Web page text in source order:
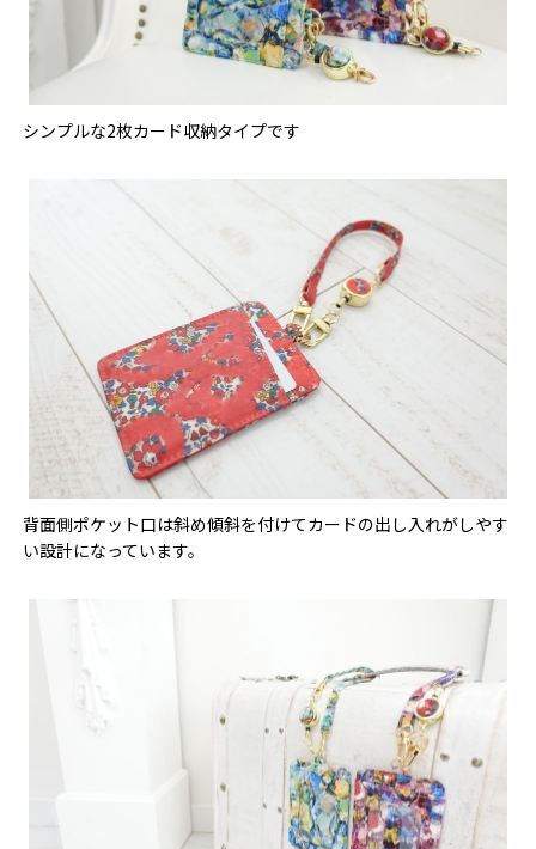
シンプルな2枚カード収納タイプです
背面側ポケット口は斜め傾斜を付けてカードの出し入れがしやす
い設計になっています。